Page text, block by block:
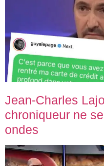
Jean-Charles
chroniqueur ne
ondes